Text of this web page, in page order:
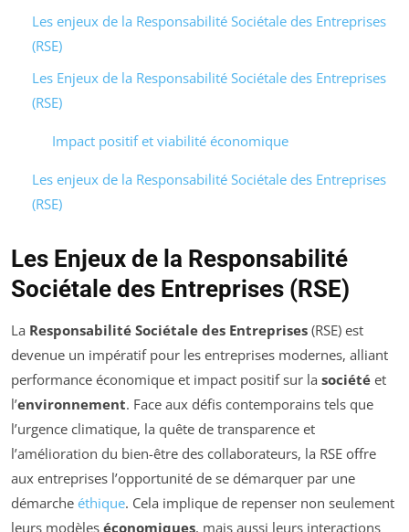
Les enjeux de la Responsabilité Sociétale des Entreprises
(RSE)
Les Enjeux de la Responsabilité Sociétale des Entreprises
(RSE)
Impact positif et viabilité économique
Les enjeux de la Responsabilité Sociétale des Entreprises
(RSE)
Les Enjeux de la Responsabilité
Sociétale des Entreprises (RSE)
La Responsabilité Sociétale des Entreprises (RSE) est
devenue un impératif pour les entreprises modernes, alliant
performance économique et impact positif sur la société et
l’environnement. Face aux défis contemporains tels que
l’urgence climatique, la quête de transparence et
l’amélioration du bien-être des collaborateurs, la RSE offre
aux entreprises l’opportunité de se démarquer par une
démarche éthique. Cela implique de repenser non seulement
leurs modèles économiques, mais aussi leurs interactions